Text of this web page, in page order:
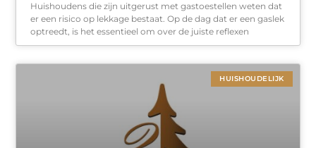
Huishoudens die zijn uitgerust met gastoestellen weten dat
er een risico op lekkage bestaat. Op de dag dat er een gaslek
optreedt, is het essentieel om over de juiste reflexen
HUISHOUDELIJK